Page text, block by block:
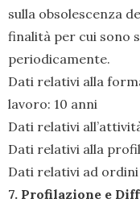
sulla obsolescenza
finalità per cui sono
periodicamente.
Dati relativi alla
lavoro: 10 anni
Dati relativi
Dati relativi alla
Dati relativi ad
7. Profilazione e